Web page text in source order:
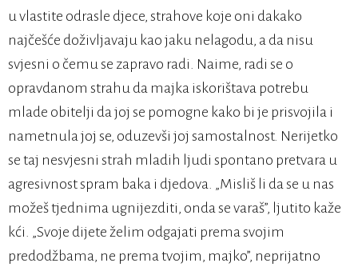
u vlastite odrasle djece, strahove koje oni dakako
najčešće doživljavaju kao jaku nelagodu, a da nisu
svjesni o čemu se zapravo radi. Naime, radi se o
opravdanom strahu da majka iskorištava potrebu
mlade obitelji da joj se pomogne kako bi je prisvojila i
nametnula joj se, oduzevši joj samostalnost. Nerijetko
se taj nesvjesni strah mladih ljudi spontano pretvara u
agresivnost spram baka i djedova. „Misliš li da se u nas
možeš tjednima ugnijezditi, onda se varaš”, ljutito kaže
kći. „Svoje dijete želim odgajati prema svojim
predodžbama, ne prema tvojim, majko”, neprijatno